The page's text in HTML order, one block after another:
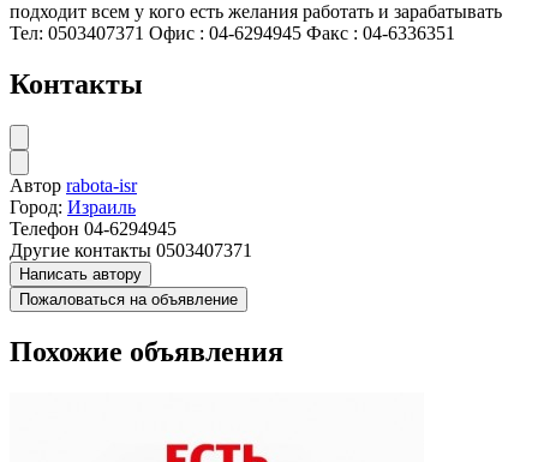
подходит всем у кого есть желания работать и зарабатывать
Тел: 0503407371 Офис : 04-6294945 Факс : 04-6336351
Контакты
Автор rabota-isr
Город: Израиль
Телефон 04-6294945
Другие контакты 0503407371
Написать автору
Пожаловаться на объявление
Похожие объявления